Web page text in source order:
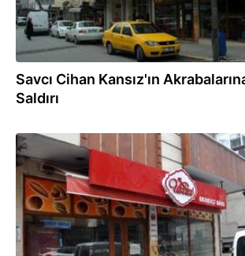
Savcı Cihan Kansız'ın
Saldırı
16.02.2015